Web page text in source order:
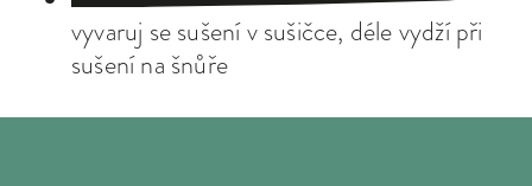
vyvaruj se sušení v sušičce, déle vydží při
sušení na šnůře